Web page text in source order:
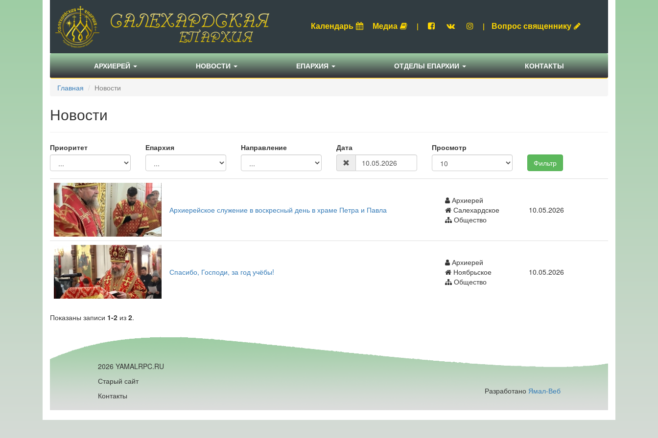
Календарь Медиа | | Вопрос священнику
АРХИЕРЕЙ НОВОСТИ ЕПАРХИЯ ОТДЕЛЫ ЕПАРХИИ КОНТАКТЫ
Главная Новости
Новости
Приоритет Епархия Направление Дата
Просмотр
Фильтр
Архиерейское служение в воскресный день в храме Петра и Павла
Архиерей
Салехардское
Общество
10.05.2026
Спасибо, Господи, за год учёбы!
Архиерей
Ноябрьское
Общество
10.05.2026
Показаны записи 1-2 из 2.
2026 YAMALRPC.RU
Старый сайт
Контакты
Разработано Ямал-Веб